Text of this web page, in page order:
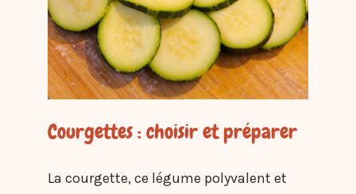
Courgettes : choisir et préparer
La courgette, ce légume polyvalent et